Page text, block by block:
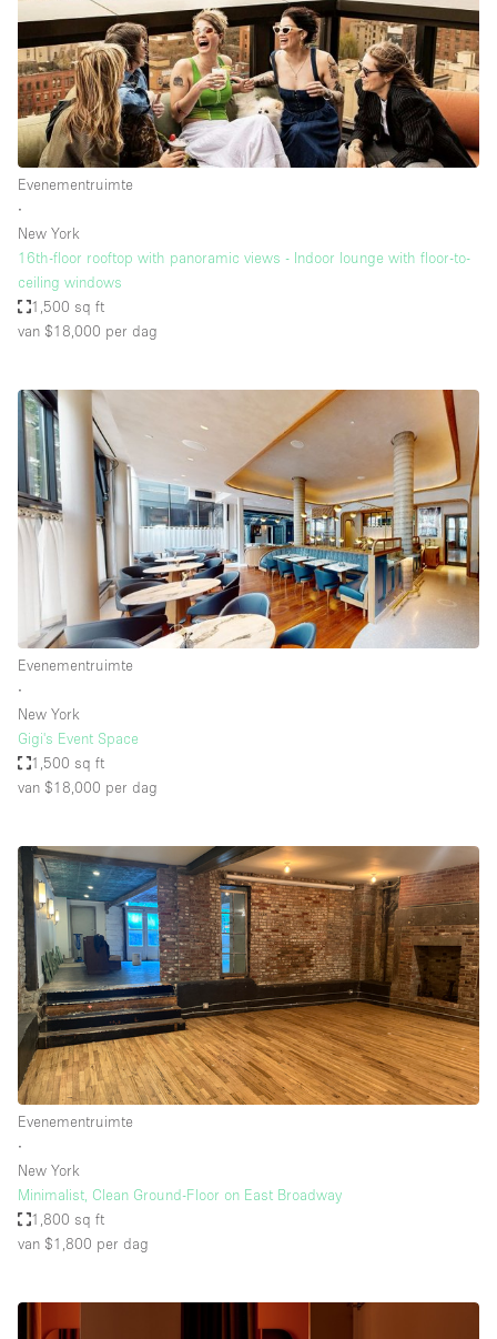
Evenementruimte
∙
New York
16th-floor rooftop with panoramic views - Indoor lounge with floor-to-
ceiling windows
1,500 sq ft
van $18,000 per dag
Evenementruimte
∙
New York
Gigi's Event Space
1,500 sq ft
van $18,000 per dag
Evenementruimte
∙
New York
Minimalist, Clean Ground-Floor on East Broadway
1,800 sq ft
van $1,800 per dag